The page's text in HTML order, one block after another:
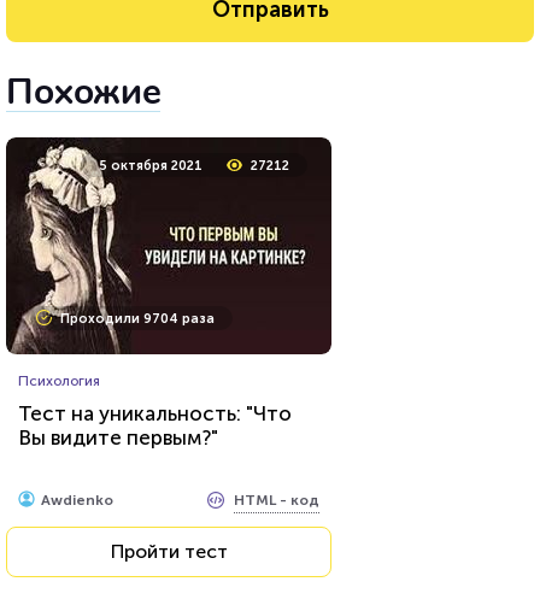
Похожие
5 октября 2021 27212
Проходили 9704 раза
Психология
Тест на уникальность: "Что
Вы видите первым?"
Awdienko HTML - код
Пройти тест